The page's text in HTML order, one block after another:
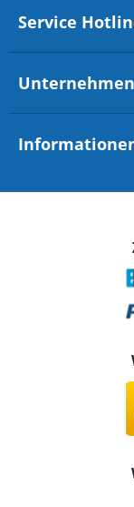
Service
Unternehmen